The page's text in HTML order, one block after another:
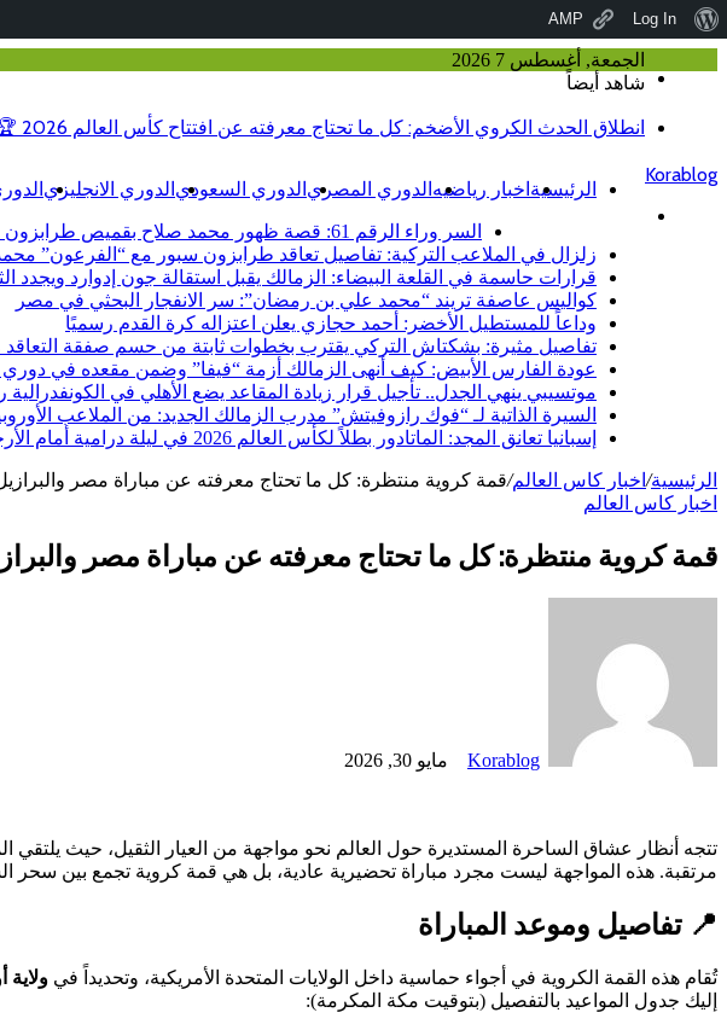
نبذة
ووردبريس
Log In
AMP
القائمة
Korablog
الرئيسية اخبار رياضيه الدوري المصري الدوري السعودي الدوري الانجليزي
الجمعة, أغسطس 7 2026
اخر الاخبار والمقالات
السر وراء الرقم 61: قصة ظهور محمد صلاح بقميص طرابزون سبور التركي
زلزال في الملاعب التركية: تفاصيل تعاقد طرابزون سبور مع “الفرعون”
قرارات حاسمة في القلعة البيضاء: الزمالك يقبل استقالة جون إدوارد ويجدد
كواليس عاصفة تريند “محمد علي بن رمضان”: سر الانفجار البحثي في مصر
وداعاً للمستطيل الأخضر: أحمد حجازي يعلن اعتزاله كرة القدم رسميًا
تفاصيل مثيرة: بشكتاش التركي يقترب بخطوات ثابتة من حسم صفقة
عودة الفارس الأبيض: كيف أنهى الزمالك أزمة “فيفا” وضمن مقعده في دوري
موتسيبي ينهي الجدل.. تأجيل قرار زيادة المقاعد يضع الأهلي في الكونفدرالية
السيرة الذاتية لـ “فوك رازوفيتش” مدرب الزمالك الجديد: من الملاعب
إسبانيا تعانق المجد: الماتادور بطلاً لكأس العالم 2026 في ليلة درامية أمام الأرجنتين
الرئيسية/ اخبار كاس العالم/قمة كروية منتظرة: كل ما تحتاج معرفته عن مباراة مصر
اخبار كاس العالم
قمة كروية منتظرة: كل ما تحتاج معرفته عن مباراة مصر
Korablog مايو 30, 2026
تتجه أنظار عشاق الساحرة المستديرة حول العالم نحو مواجهة من العيار الثقيل، حيث يلتقي
مرتقبة. هذه المواجهة ليست مجرد مباراة تحضيرية عادية، بل هي قمة كروية تجمع بين سحر
📍 تفاصيل وموعد المباراة
تُقام هذه القمة الكروية في أجواء حماسية داخل الولايات المتحدة الأمريكية، وتحديداً في ولاية
إليك جدول المواعيد بالتفصيل (بتوقيت مكة المكرمة):
شاهد أيضاً
انطلاق الحدث الكروي الأضخم: كل ما تحتاج معرفته